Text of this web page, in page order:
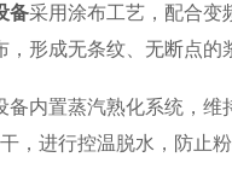
备采用涂布工艺，配合变
形成无条纹、无断点的
内置蒸汽熟化系统，
，进行控温脱水，防止粉